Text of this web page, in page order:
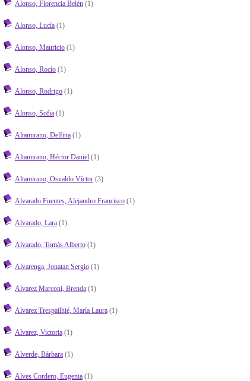
Alonso, Florencia Belén(1)
Alonso, Lucía(1)
Alonso, Mauricio(1)
Alonso, Rocío(1)
Alonso, Rodrigo(1)
Alonso, Sofia(1)
Altamirano, Delfina(1)
Altamirano, Héctor Daniel(1)
Altamirano, Osvaldo Víctor(3)
Alvarado Fuentes, Alejandro Francisco(1)
Alvarado, Lara(1)
Alvarado, Tomás Alberto(1)
Alvarenga, Jonatan Sergio(1)
Alvarez Marconi, Brenda(1)
Alvarez Trespailhié, María Laura(1)
Alvarez, Victoria(1)
Alverde, Bárbara(1)
Alves Cordero, Eugenia(1)